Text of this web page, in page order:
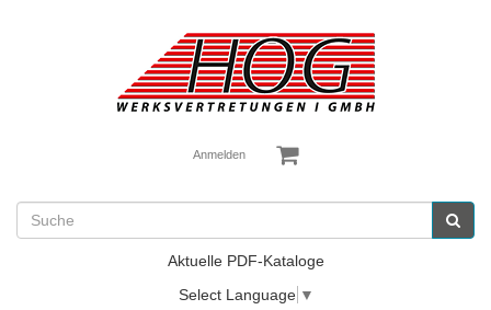
Anmelden
Aktuelle PDF-Kataloge
Select Language ▼